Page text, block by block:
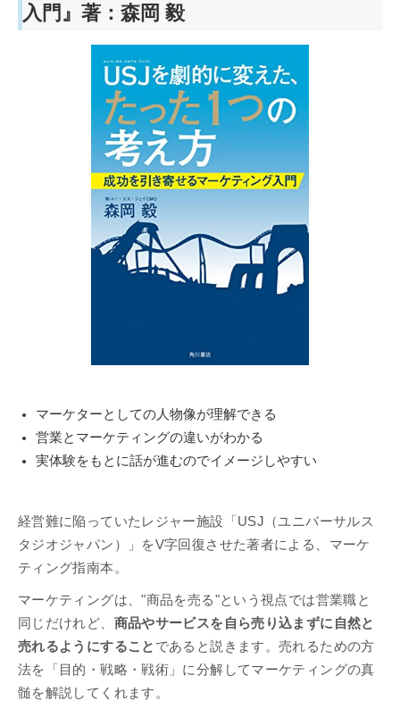
入門』著：森岡 毅
マーケターとしての人物像が理解できる
営業とマーケティングの違いがわかる
実体験をもとに話が進むのでイメージしやすい
経営難に陥っていたレジャー施設「USJ（ユニバーサルス
タジオジャパン）」をV字回復させた著者による、マーケ
ティング指南本。
マーケティングは、"商品を売る"という視点では営業職と
同じだけれど、 商品やサービスを自ら売り込まずに自然と
売れるようにすること であると説きます。売れるための方
法を「目的・戦略・戦術」に分解してマーケティングの真
髄を解説してくれます。